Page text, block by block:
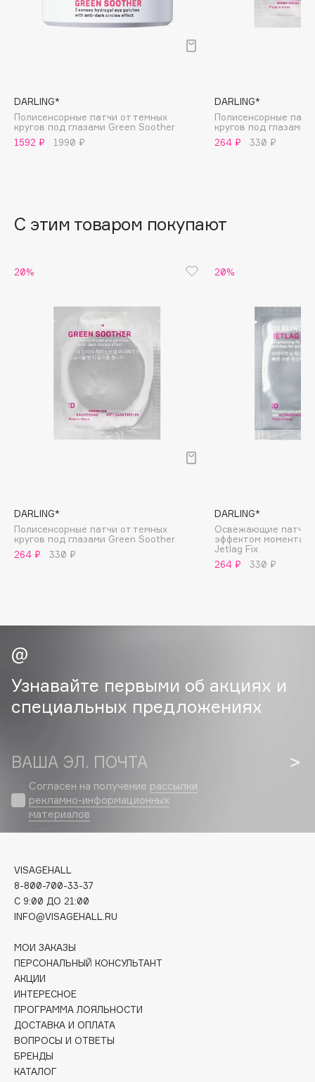
Banderas
Basicare
Batiste
beautyblender
Boadicea The Victorious
Bobbi Brown
Bvlgari
by TERRY
BY WISHTREND
C
Cadence
Capelli Dorati
Carmex
Catrice
Cettua
Chupa Chups
Clarette
Clarins Precious
Clive Christian
Collagenina
Consly
Corimo
CosRX
Cottolina
Crescina
Cunzite
DARLING*
Полисенсорные патчи от темных
кругов под глазами Green Soother
1592 ₽
1990 ₽
DARLING*
Полисенсорные
кругов под глазами
264 ₽
330 ₽
С этим товаром покупают
20%
DARLING*
Полисенсорные патчи от темных
кругов под глазами Green Soother
264 ₽
330 ₽
20%
DARLING*
Освежающие патчи
эффектом
Jetlag Fix
264 ₽
330 ₽
Узнавайте первыми об акциях и
специальных предложениях
ВАША ЭЛ. ПОЧТА
Согласен на получение рассылки
рекламно-информационных
материалов
VISAGEHALL
8-800-700-33-37
C 9:00 ДО 21:00
INFO@VISAGEHALL.RU
МОИ ЗАКАЗЫ
ПЕРСОНАЛЬНЫЙ КОНСУЛЬТАНТ
АКЦИИ
ИНТЕРЕСНОЕ
ПРОГРАММА ЛОЯЛЬНОСТИ
ДОСТАВКА И ОПЛАТА
ВОПРОСЫ И ОТВЕТЫ
БРЕНДЫ
КАТАЛОГ